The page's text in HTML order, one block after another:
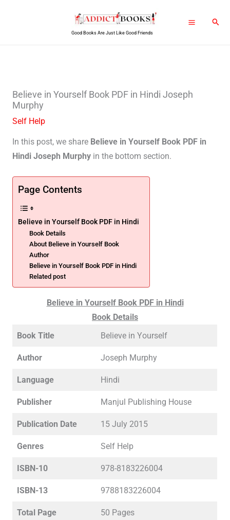
Good Books Are Just Like Good Friends
Believe in Yourself Book PDF in Hindi Joseph
Murphy
Self Help
In this post, we share Believe in Yourself Book PDF in
Hindi Joseph Murphyin the bottom section.
Page Contents
Believe in Yourself Book PDF in Hindi
Book Details
About Believe in Yourself Book
Author
Believe in Yourself Book PDF in Hindi
Related post
Believe in Yourself Book PDF in Hindi
Book Details
Book Title
Believe in Yourself
Author Joseph Murphy
Language Hindi
Publisher Manjul Publishing House
Publication Date 15 July 2015
Genres Self Help
ISBN-10 978-8183226004
ISBN-13 9788183226004
Total Page 50 Pages